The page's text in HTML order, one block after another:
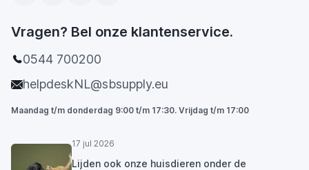
Vragen? Bel onze klantenservice.
0544 700200
helpdeskNL@sbsupply.eu
Maandag t/m donderdag 9:00 t/m 17:30. Vrijdag t/m 17:00
17 jul 2026
Lijden ook onze huisdieren onder de